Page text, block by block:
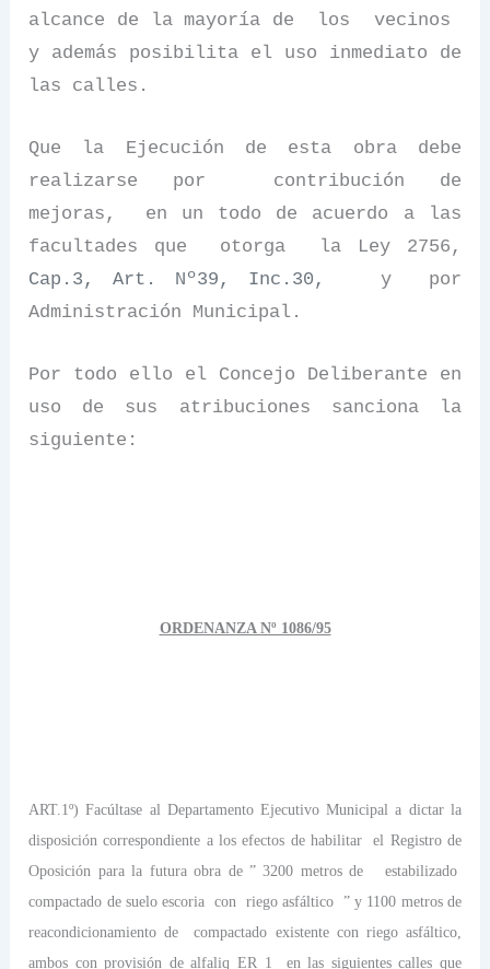
alcance de la mayoría de
los
vecinos
y además posibilita el uso inmediato de
las calles.
Que la Ejecución de esta obra debe
realizarse por
contribución de
mejoras,
en un todo de acuerdo a las
facultades que
otorga
la Ley 2756,
Cap.3, Art. Nº39, Inc.30,
y
por
Administración Municipal.
Por todo ello el Concejo Deliberante en
uso de sus atribuciones sanciona la
siguiente:
ORDENANZA Nº 1086/95
ART.1º) Facúltase al Departamento Ejecutivo Municipal a dictar la
disposición correspondiente a los efectos de habilitar
el Registro de
Oposición para la futura obra de ” 3200 metros de
estabilizado
compactado de suelo escoria con riego asfáltico
” y 1100 metros de
reacondicionamiento de
compactado existente con riego asfáltico,
ambos con provisión de alfaliq ER 1
en las siguientes calles que